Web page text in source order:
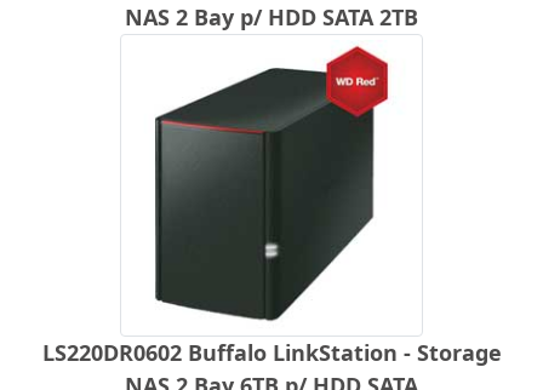
NAS 2 Bay p/ HDD SATA 2TB
LS220DR0602 Buffalo LinkStation - Storage